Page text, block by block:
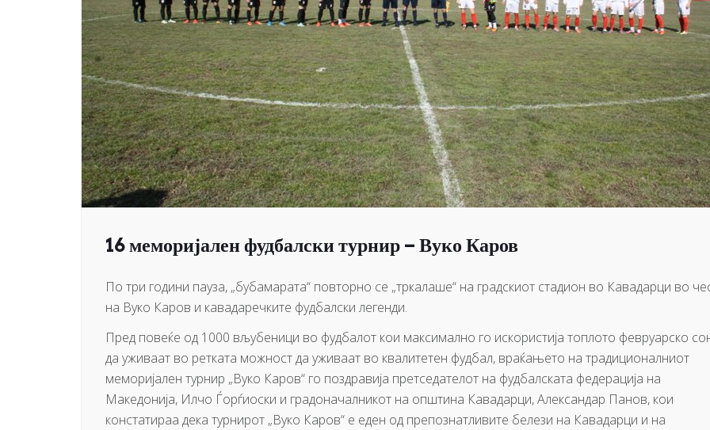
16 меморијален фудбалски турнир – Вуко Каров
По три години пауза, „бубамарата“ повторно се „тркалаше“ на градскиот стадион во Кавадарци во
на Вуко Каров и кавадаречките фудбалски легенди.
Пред повеќе од 1000 вљубеници во фудбалот кои максимално го искористија топлото февруарско
да уживаат во ретката можност да уживаат во квалитетен фудбал, враќањето на традиционалниот
меморијален турнир „Вуко Каров“ го поздравија претседателот на фудбалската федерација на
Македонија, Илчо Ѓорѓиоски и градоначалникот на општина Кавадарци, Александар Панов, кои
констатираа дека турнирот „Вуко Каров“ е еден од препознатливите белези на Кавадарци и на